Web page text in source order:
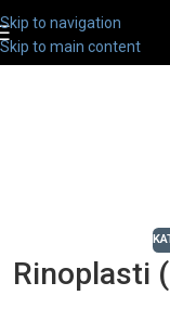
Skip to navigation
Skip to main content
Rinoplasti